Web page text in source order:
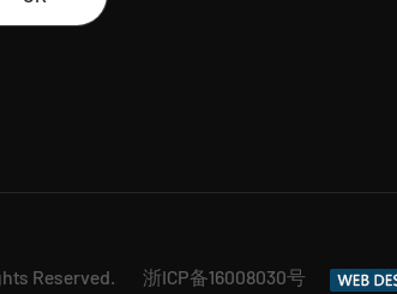
Reserved. 浙ICP备16008030号